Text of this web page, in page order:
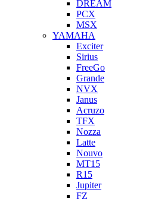
DREAM
PCX
MSX
YAMAHA
Exciter
Sirius
FreeGo
Grande
NVX
Janus
Acruzo
TFX
Nozza
Latte
Nouvo
MT15
R15
Jupiter
FZ